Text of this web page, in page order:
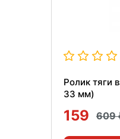
Ролик тяги
33 мм)
159 609